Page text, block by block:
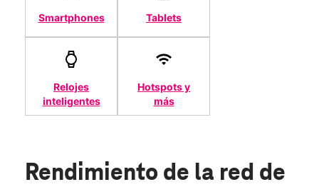
Smartphones Tablets
Relojes
inteligentes
Hotspots y
más
Rendimiento de la red de